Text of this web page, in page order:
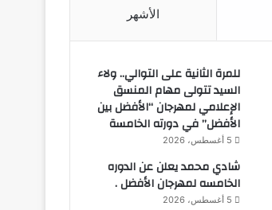
الأشهر
للمرة الثانية على التوالي.. ولاء
السيد تتولى مهام المنسق
الإعلامي لمهرجان “الأفضل بين
الأفضل” في دورته الخامسة
5 أغسطس، 2026
شادي محمد يعلن عن الدوره
الخامسه لمهرجان الأفضل .
5 أغسطس، 2026